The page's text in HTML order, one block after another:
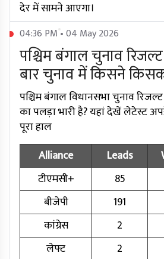
देर में सामने आएगा।
04:36 PM • 04 May 2026
पश्चिम बंगाल चुनाव
बार चुनाव में किसने
पश्चिम बंगाल विधानसभा चुनाव
का पलड़ा भारी है? यहां देखें लेटेस्ट
पूरा हाल
Alliance
Leads
टीएमसी+
85
बीजेपी
191
कांग्रेस
2
लेफ्ट
2